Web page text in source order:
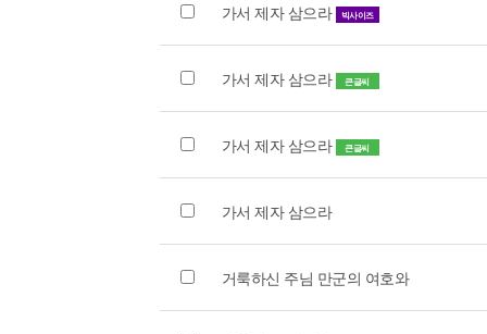
가서 제자 삼으라 빅사이즈
가서 제자 삼으라 큰글씨
가서 제자 삼으라 큰글씨
가서 제자 삼으라
거룩하신 주님 만군의 여호와